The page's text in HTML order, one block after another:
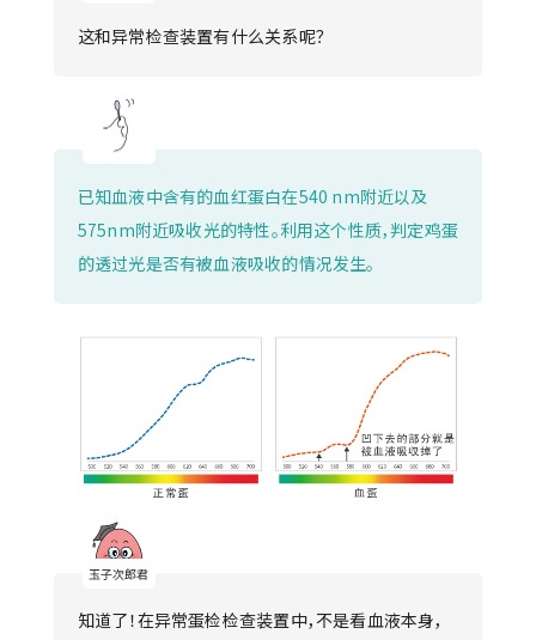
这和异常检查装置有什么关系呢？
已知血液中含有的血红蛋白在540 nm附近以及
575nm附近吸收光的特性。利用这个性质，判定鸡蛋
的透过光是否有被血液吸收的情况发生。
知道了！在异常蛋检检查装置中，不是看血液本身，